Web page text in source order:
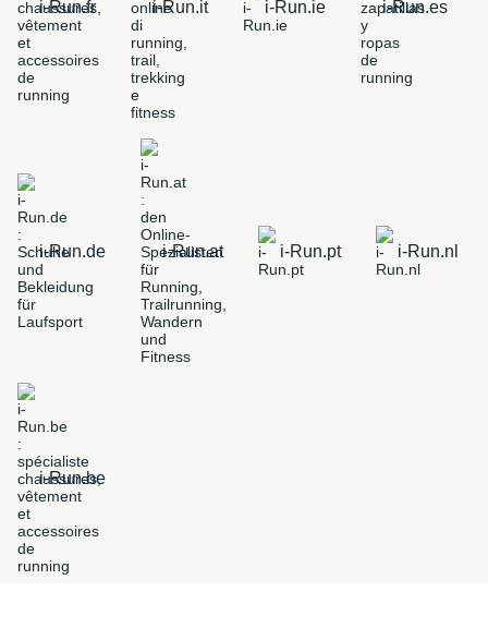
i-Run.fr i-Run.it i-Run.ie i-Run.es
i-Run.de i-Run.at i-Run.pt i-Run.nl
i-Run.be